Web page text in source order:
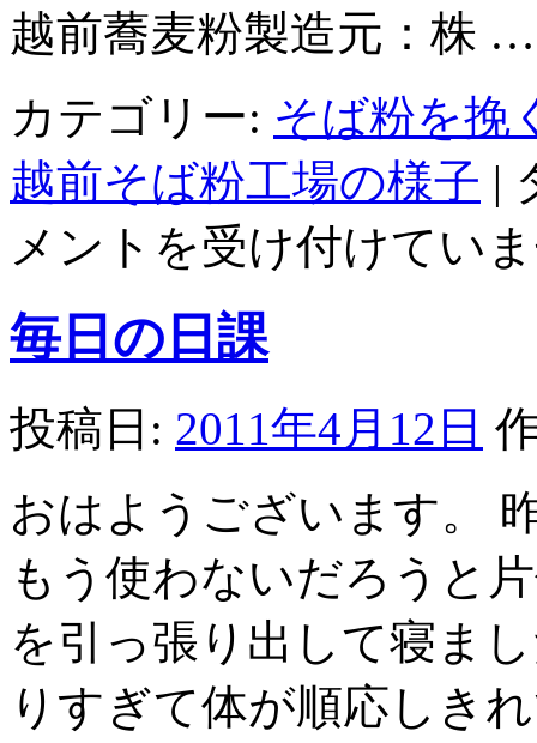
越前蕎麦粉製造元：株
カテゴリー: そば粉を挽
越前そば粉工場の様子 |
メントを受け付けてい
毎日の日課
投稿日: 2011年4月12日
おはようございます。
もう使わないだろうと
を引っ張り出して寝ま
りすぎて体が順応しき